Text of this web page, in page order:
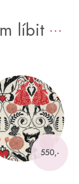
líbit
550,-